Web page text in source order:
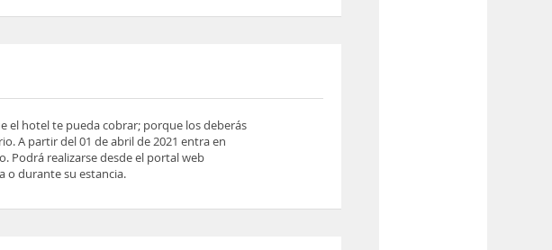
el hotel te pueda cobrar; porque los deberás
A partir del 01 de abril de 2021 entra en
Podrá realizarse desde el portal web
o durante su estancia.